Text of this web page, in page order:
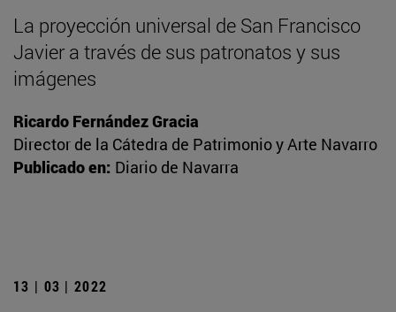
La proyección universal de San Francisco
Javier a través de sus patronatos y sus
imágenes
Ricardo Fernández Gracia
Director de la Cátedra de Patrimonio y Arte Navarro
Publicado en: Diario de Navarra
13 | 03 | 2022